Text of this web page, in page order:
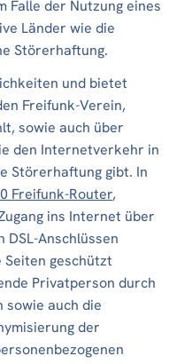
Falle der Nutzung eines
Länder wie die
Störerhaftung.
und bietet
Freifunk-Verein,
sowie auch über
den Internetverkehr in
Störerhaftung gibt. In
Freifunk-Router,
ins Internet über
DSL-Anschlüssen
geschützt
Privatperson durch
sowie auch die
der